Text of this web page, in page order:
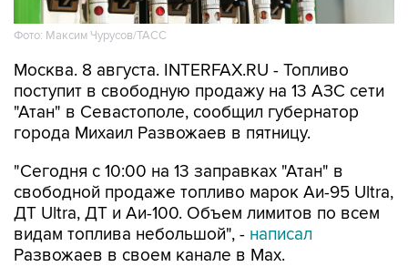
Фото: Максим Чурусов/ТАСС
Москва. 8 августа. INTERFAX.RU - Топливо
поступит в свободную продажу на 13 АЗС сети
"Атан" в Севастополе, сообщил губернатор
города Михаил Развожаев в пятницу.
"Сегодня с 10:00 на 13 заправках "Атан" в
свободной продаже топливо марок Аи-95 Ultra,
ДТ Ultra, ДТ и Аи-100. Объем лимитов по всем
видам топлива небольшой", - написал
Развожаев в своем канале в Max.